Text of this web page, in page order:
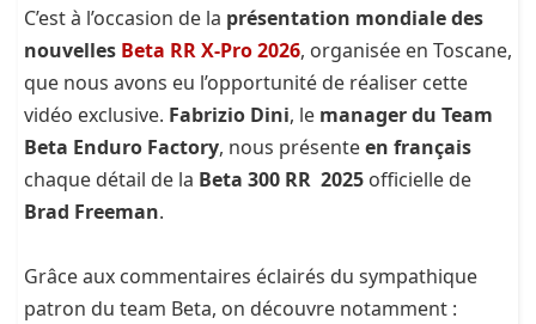
C’est à l’occasion de la présentation mondiale des
nouvelles Beta RR X-Pro 2026, organisée en Toscane,
que nous avons eu l’opportunité de réaliser cette
vidéo exclusive. Fabrizio Dini, le manager du Team
Beta Enduro Factory, nous présenteen français
chaque détail de la Beta 300 RR 2025 officielle de
Brad Freeman.
Grâce aux commentaires éclairés du sympathique
patron du team Beta, on découvre notamment :